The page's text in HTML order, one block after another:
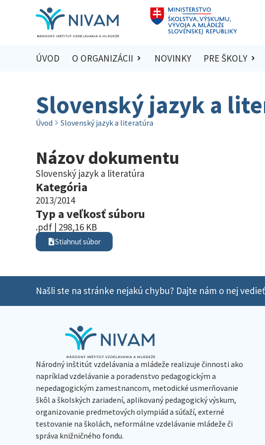
ÚVOD O ORGANIZÁCII NOVINKY PRE ŠKOLY
Slovenský jazyk a
Úvod Slovenský jazyk a literatúra
Názov dokumentu
Slovenský jazyk a literatúra
Kategória
2013/2014
Typ a veľkosť súboru
.pdf | 298,16 KB
Stiahnuť súbor
Našli ste na stránke nejakú chybu? Dajte nám o nej
Národný inštitút vzdelávania a mládeže realizuje činnosti ako
napríklad vzdelávanie a poradenstvo pedagogickým a
nepedagogickým zamestnancom, metodické usmerňovanie
škôl a školských zariadení, aplikovaný pedagogický výskum,
organizovanie predmetových olympiád a súťaží, externé
testovanie na školách, neformálne vzdelávanie mládeže či
správa knižničného fondu.